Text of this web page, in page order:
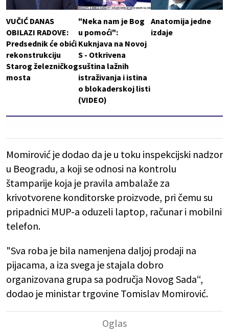
VUČIĆ DANAS
OBILAZI RADOVE:
Predsednik će obići
rekonstrukciju
Starog železničkog
mosta
"Neka nam je Bog
u pomoći":
Kuknjava na Novoj
S - Otkrivena
suština lažnih
istraživanja i istina
o blokaderskoj listi
(VIDEO)
Anatomija jedne
izdaje
Momirović je dodao da je u toku inspekcijski nadzor
u Beogradu, a koji se odnosi na kontrolu
štamparije koja je pravila ambalaže za
krivotvorene konditorske proizvode, pri čemu su
pripadnici MUP-a oduzeli laptop, računar i mobilni
telefon.
"Sva roba je bila namenjena daljoj prodaji na
pijacama, a iza svega je stajala dobro
organizovana grupa sa područja Novog Sada“,
dodao je ministar trgovine Tomislav Momirović.